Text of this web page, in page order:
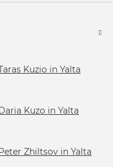
Kuzio in Yalta
Kuzo in Yalta
Zhiltsov in Yalta